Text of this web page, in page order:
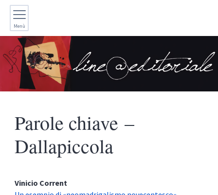
Menù
Parole chiave –
Dallapiccola
Vinicio Corrent